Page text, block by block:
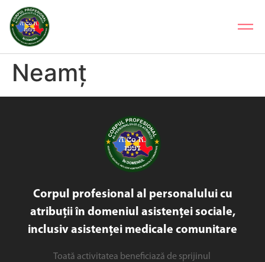
Neamț
Corpul profesional al personalului cu
atribuții în domeniul asistenței sociale,
inclusiv asistenței medicale comunitare
Toată activitatea beneficiază de sprijinul